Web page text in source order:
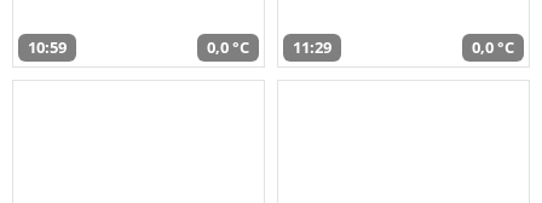
10:59 0,0 °C 11:29 0,0 °C